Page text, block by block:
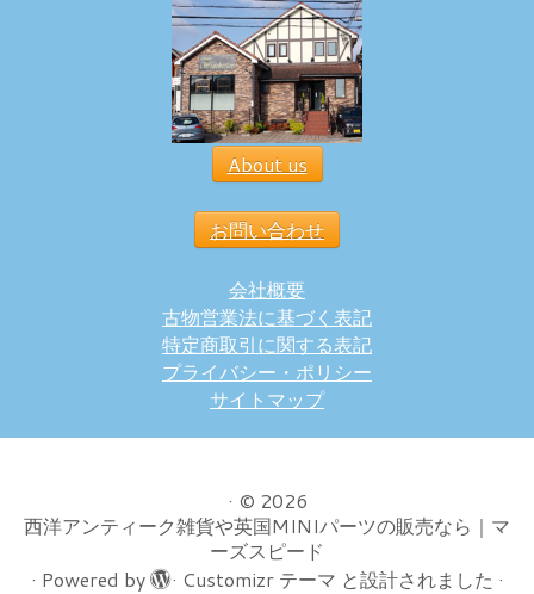
About us
お問い合わせ
会社概要
古物営業法に基づく表記
特定商取引に関する表記
プライバシー・ポリシー
サイトマップ
· © 2026
西洋アンティーク雑貨や英国MINIパーツの販売なら｜マ
ーズスピード
· Powered by · Customizr テーマ と設計されました ·